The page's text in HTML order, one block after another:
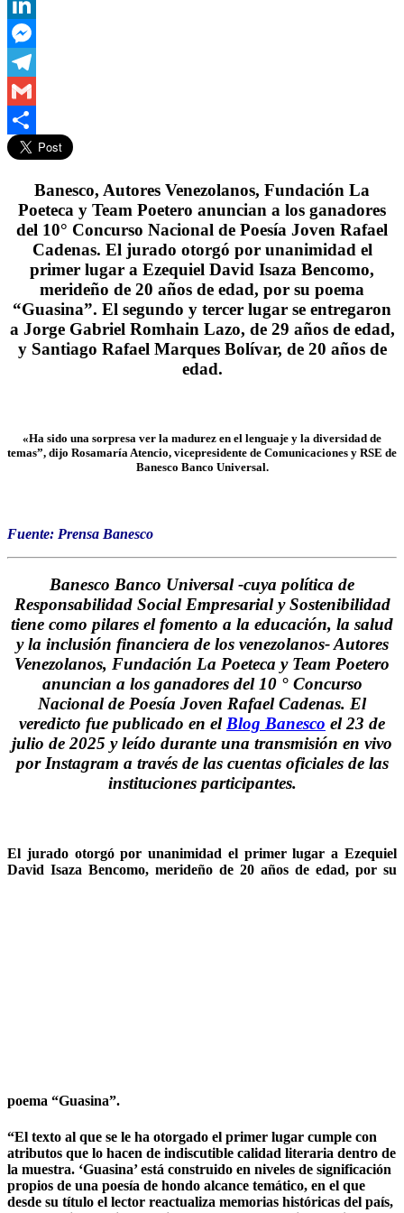
WhatsApp
LinkedIn
Messenger
Telegram
Gmail
Compartir
Banesco, Autores Venezolanos, Fundación La
Poeteca y Team Poetero anuncian a los ganadores
del 10° Concurso Nacional de Poesía Joven Rafael
Cadenas. El jurado otorgó por unanimidad el
primer lugar a Ezequiel David Isaza Bencomo,
merideño de 20 años de edad, por su poema
“Guasina”. El segundo y tercer lugar se entregaron
a Jorge Gabriel Romhain Lazo, de 29 años de edad,
y Santiago Rafael Marques Bolívar, de 20 años de
edad.
«Ha sido una sorpresa ver la madurez en el lenguaje y la diversidad de
temas”, dijo Rosamaría Atencio, vicepresidente de Comunicaciones y RSE de
Banesco Banco Universal.
Fuente: Prensa Banesco
Banesco Banco Universal -cuya política de
Responsabilidad Social Empresarial y Sostenibilidad
tiene como pilares el fomento a la educación, la salud
y la inclusión financiera de los venezolanos- Autores
Venezolanos, Fundación La Poeteca y Team Poetero
anuncian a los ganadores del 10 ° Concurso
Nacional de Poesía Joven Rafael Cadenas. El
veredicto fue publicado en elBlog Banesco el 23 de
julio de 2025 y leído durante una transmisión en vivo
por Instagram a través de las cuentas oficiales de las
instituciones participantes.
El jurado otorgó por unanimidad el primer lugar a Ezequiel
David Isaza Bencomo, merideño de 20 años de edad, por su
poema “Guasina”.
“El texto al que se le ha otorgado el primer lugar cumple con
atributos que lo hacen de indiscutible calidad literaria dentro de
la muestra. ‘Guasina’ está construido en niveles de significación
propios de una poesía de hondo alcance temático, en el que
desde su título el lector reactualiza memorias históricas del país,